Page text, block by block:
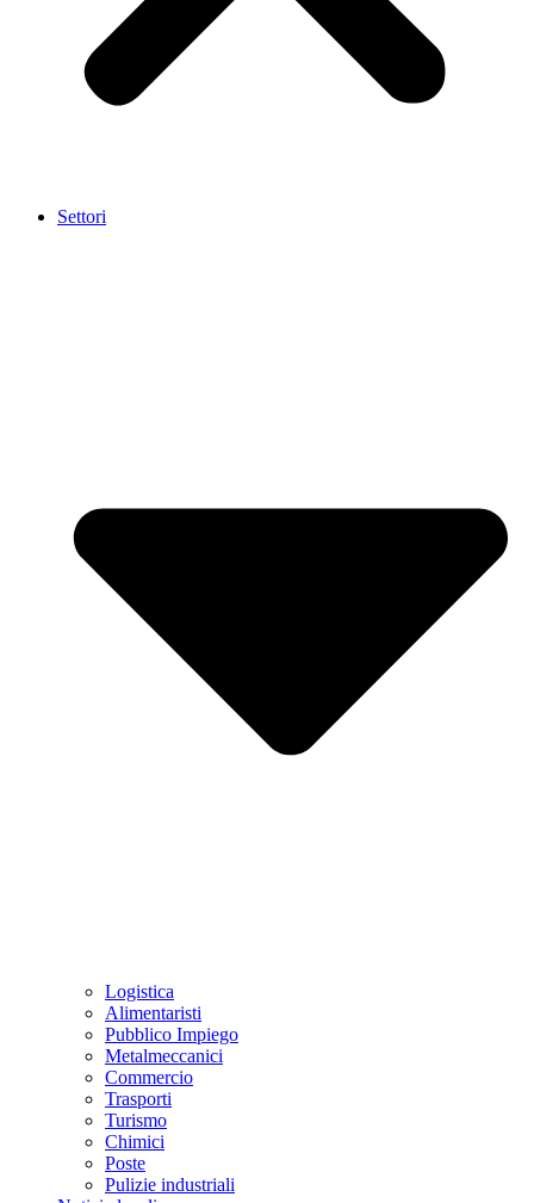
Settori
Logistica
Alimentaristi
Pubblico Impiego
Metalmeccanici
Commercio
Trasporti
Turismo
Chimici
Poste
Pulizie industriali